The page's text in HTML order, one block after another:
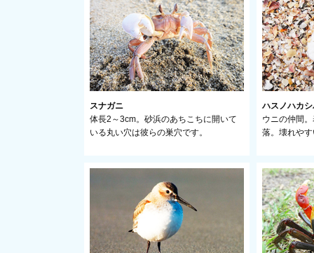
スナガニ
体長2～3cm。砂浜のあちこちに開いて
いる丸い穴は彼らの巣穴です。
ハスノハカ
ウニの仲間
落。壊れや